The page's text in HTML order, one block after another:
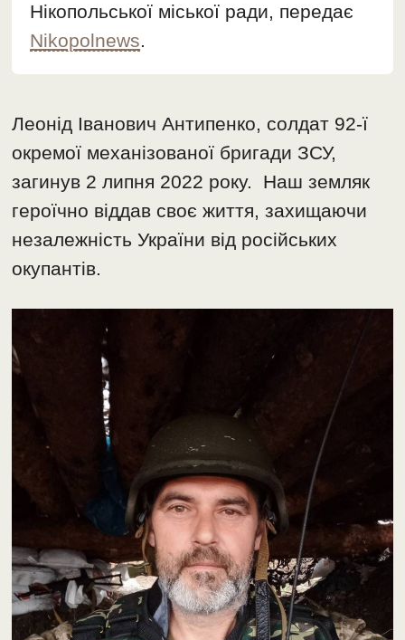
Нікопольської міської ради, передає
Nikopolnews.
Леонід Іванович Антипенко, солдат 92-ї
окремої механізованої бригади ЗСУ,
загинув 2 липня 2022 року. Наш земляк
героїчно віддав своє життя, захищаючи
незалежність України від російських
окупантів.